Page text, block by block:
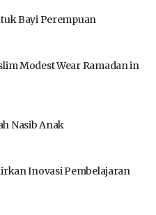
Bayi Perempuan
Modest Wear Ramadan in
Nasib Anak
Inovasi Pembelajaran